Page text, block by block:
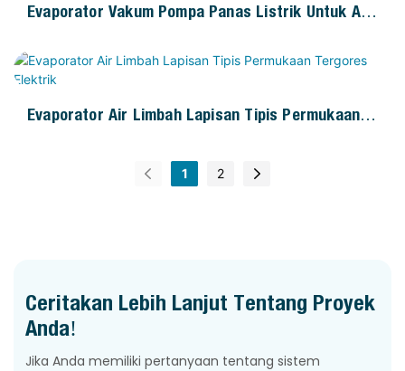
Evaporator Vakum Pompa Panas Listrik Untuk Air
Evaporator Air Limbah Lapisan Tipis Permukaan
1 2
Ceritakan Lebih Lanjut Tentang Proyek
Anda!
Jika Anda memiliki pertanyaan tentang sistem